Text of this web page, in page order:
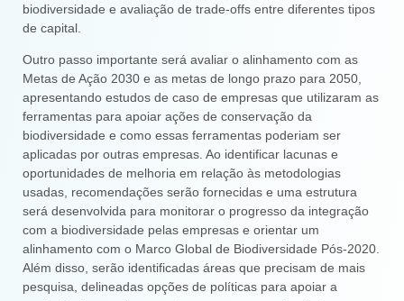
biodiversidade e avaliação de trade-offs entre diferentes tipos
de capital.
Outro passo importante será avaliar o alinhamento com as
Metas de Ação 2030 e as metas de longo prazo para 2050,
apresentando estudos de caso de empresas que utilizaram as
ferramentas para apoiar ações de conservação da
biodiversidade e como essas ferramentas poderiam ser
aplicadas por outras empresas. Ao identificar lacunas e
oportunidades de melhoria em relação às metodologias
usadas, recomendações serão fornecidas e uma estrutura
será desenvolvida para monitorar o progresso da integração
com a biodiversidade pelas empresas e orientar um
alinhamento com o Marco Global de Biodiversidade Pós-2020.
Além disso, serão identificadas áreas que precisam de mais
pesquisa, delineadas opções de políticas para apoiar a